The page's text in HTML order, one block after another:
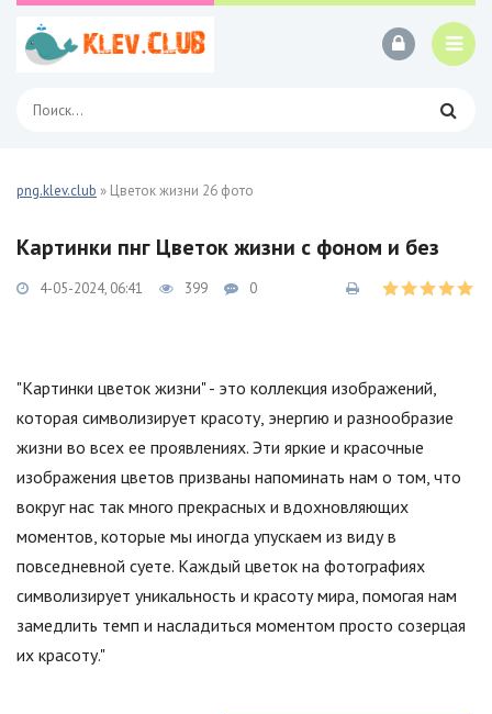
png.klev.club » Цветок жизни 26 фото
Картинки пнг Цветок жизни с фоном и без
4-05-2024, 06:41 399 0
"Картинки цветок жизни" - это коллекция изображений,
которая символизирует красоту, энергию и разнообразие
жизни во всех ее проявлениях. Эти яркие и красочные
изображения цветов призваны напоминать нам о том, что
вокруг нас так много прекрасных и вдохновляющих
моментов, которые мы иногда упускаем из виду в
повседневной суете. Каждый цветок на фотографиях
символизирует уникальность и красоту мира, помогая нам
замедлить темп и насладиться моментом просто созерцая
их красоту."